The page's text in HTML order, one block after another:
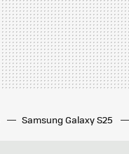
Samsung Galaxy S25